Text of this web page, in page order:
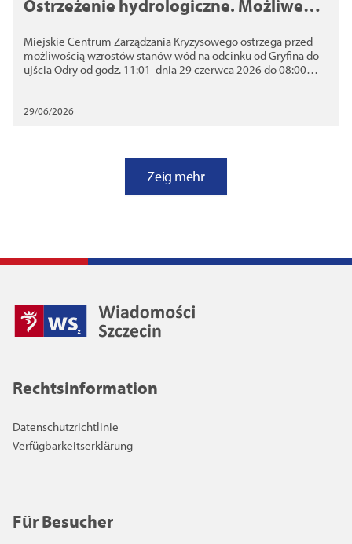
Ostrzeżenie hydrologiczne. Możliwe
Miejskie Centrum Zarządzania Kryzysowego ostrzega przed
możliwością wzrostów stanów wód na odcinku od Gryfina do
ujścia Odry od godz. 11:01 dnia 29 czerwca 2026 do 08:00
29/06/2026
Zeig mehr
Rechtsinformation
Datenschutzrichtlinie
Verfügbarkeitserklärung
Für Besucher